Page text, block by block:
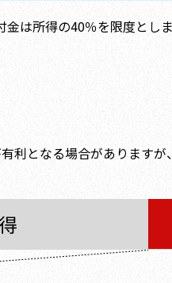
は所得の40％を限度としま
利となる場合があります